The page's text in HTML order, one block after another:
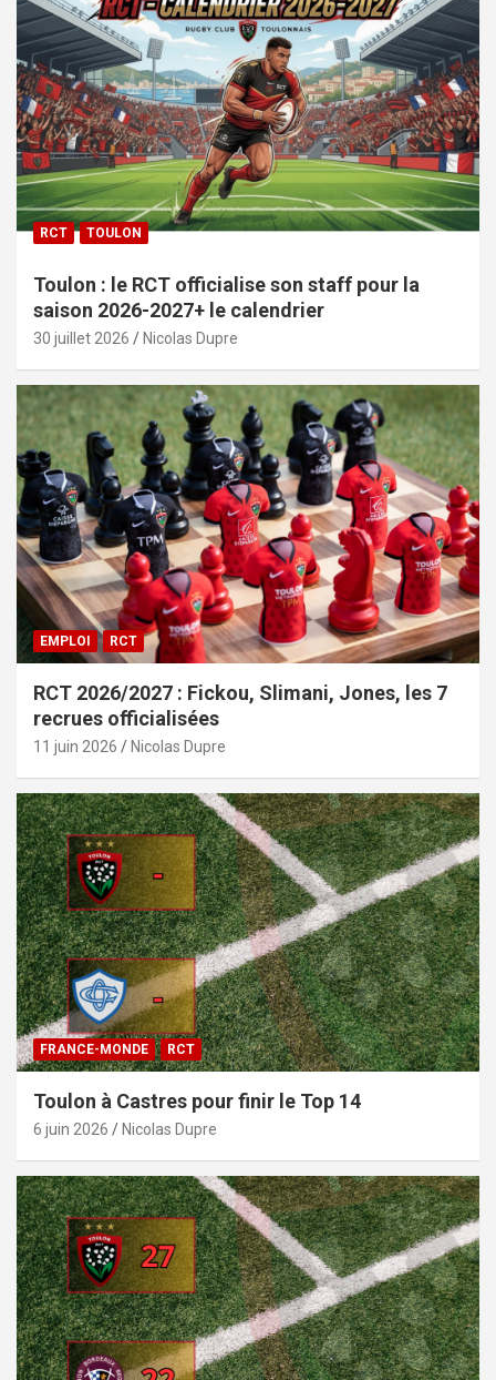
RCT TOULON
Toulon : le RCT officialise son staff pour la
saison 2026-2027+ le calendrier
30 juillet 2026 Nicolas Dupre
EMPLOI RCT
RCT 2026/2027 : Fickou, Slimani, Jones, les 7
recrues officialisées
11 juin 2026 Nicolas Dupre
FRANCE-MONDE RCT
Toulon à Castres pour finir le Top 14
6 juin 2026 Nicolas Dupre